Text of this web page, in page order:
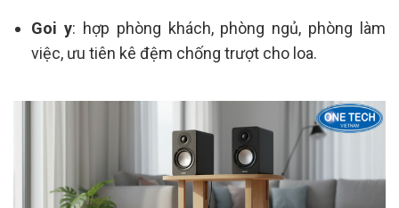
Goi y: hợp phòng khách, phòng ngủ, phòng làm
việc, ưu tiên kê đệm chống trượt cho loa.